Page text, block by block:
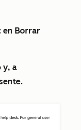
en Borrar
y, a
.